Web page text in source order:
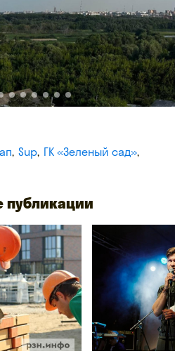
Sup ГК «Зеленый сад»
публикации